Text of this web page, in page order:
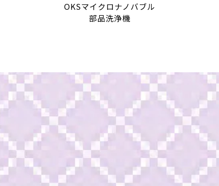
OKSマイクロナノバブル
部品洗浄機